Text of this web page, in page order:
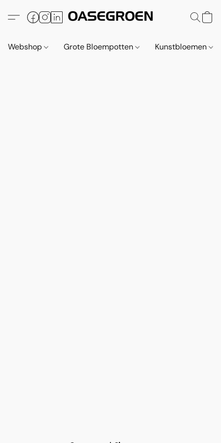
Webshop Grote Bloempotten Kunstbloemen